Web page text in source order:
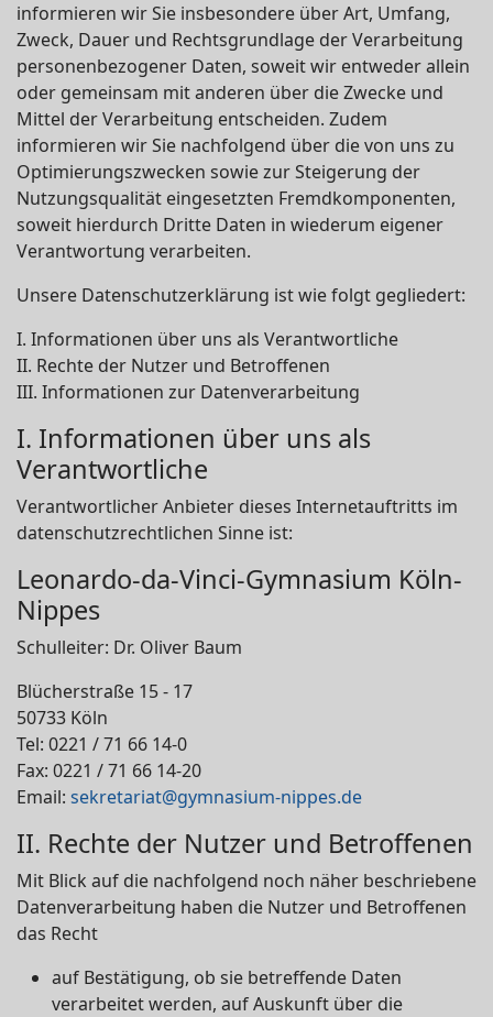
informieren wir Sie insbesondere über Art, Umfang,
Zweck, Dauer und Rechtsgrundlage der Verarbeitung
personenbezogener Daten, soweit wir entweder allein
oder gemeinsam mit anderen über die Zwecke und
Mittel der Verarbeitung entscheiden. Zudem
informieren wir Sie nachfolgend über die von uns zu
Optimierungszwecken sowie zur Steigerung der
Nutzungsqualität eingesetzten Fremdkomponenten,
soweit hierdurch Dritte Daten in wiederum eigener
Verantwortung verarbeiten.
Unsere Datenschutzerklärung ist wie folgt gegliedert:
I. Informationen über uns als Verantwortliche
II. Rechte der Nutzer und Betroffenen
III. Informationen zur Datenverarbeitung
I. Informationen über uns als
Verantwortliche
Verantwortlicher Anbieter dieses Internetauftritts im
datenschutzrechtlichen Sinne ist:
Leonardo-da-Vinci-Gymnasium Köln-
Nippes
Schulleiter: Dr. Oliver Baum
Blücherstraße 15 - 17
50733 Köln
Tel: 0221 / 71 66 14-0
Fax: 0221 / 71 66 14-20
Email: sekretariat@gymnasium-nippes.de
II. Rechte der Nutzer und Betroffenen
Mit Blick auf die nachfolgend noch näher beschriebene
Datenverarbeitung haben die Nutzer und Betroffenen
das Recht
auf Bestätigung, ob sie betreffende Daten
verarbeitet werden, auf Auskunft über die